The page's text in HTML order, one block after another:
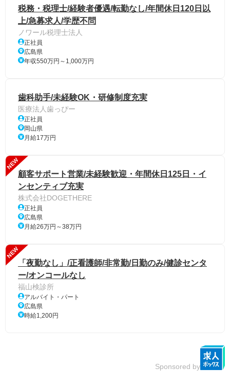
税務・税理士/経験者優遇/転勤なし/年間休日120日以
上/急募求人/学歴不問
ノワール税理士法人
正社員
広島県
年収550万円～1,000万円
歯科助手/未経験OK・研修制度充実
医療法人歯っぴー
正社員
岡山県
月給17万円
NEW
顧客サポート営業/未経験歓迎・年間休日125日・イ
ンセンティブ充実
株式会社DOGETHERE
正社員
広島県
月給26万円～38万円
NEW
「夜勤なし」/正看護師/非常勤/日勤のみ/健診センタ
ー/オンコールなし
福山検診所
アルバイト・パート
広島県
時給1,200円
Sponsored by